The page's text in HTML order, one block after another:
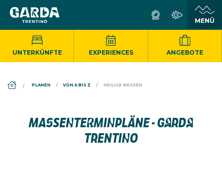
UNTERKÜNFTE EXPERIENCES ANGEBOTE
DS_BREADCRUMB.HOME
PLANEN VON A BIS Z HEILIGE MESSEN
MASSENTERMINPLÄNE - GARDA
TRENTINO